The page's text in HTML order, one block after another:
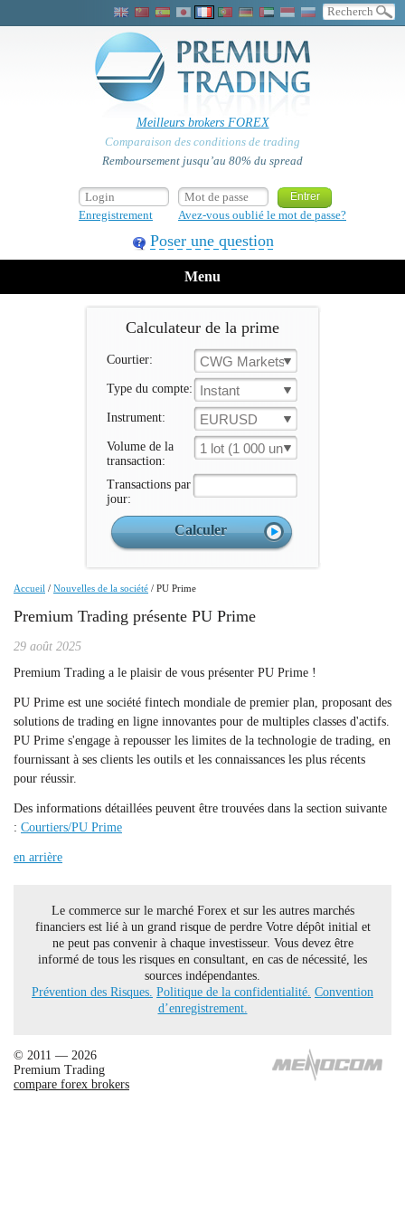
Meilleurs brokers FOREX
Comparaison des conditions de trading
Remboursement jusqu’au 80% du spread
Enregistrement Avez-vous oublié le mot de passe?
Poser une question
Menu
Calculateur de la prime
Courtier: CWG Markets
Type du compte: Instant
Instrument: EURUSD
Volume de la
transaction:
1 lot (1 000 un.)
Transactions par
jour:
Accueil / Nouvelles de la société / PU Prime
Premium Trading présente PU Prime
29 août 2025
Premium Trading a le plaisir de vous présenter PU Prime !
PU Prime est une société fintech mondiale de premier plan, proposant des
solutions de trading en ligne innovantes pour de multiples classes d'actifs.
PU Prime s'engage à repousser les limites de la technologie de trading, en
fournissant à ses clients les outils et les connaissances les plus récents
pour réussir.
Des informations détaillées peuvent être trouvées dans la section suivante
: Courtiers/PU Prime
en arrière
Le commerce sur le marché Forex et sur les autres marchés
financiers est lié à un grand risque de perdre Votre dépôt initial et
ne peut pas convenir à chaque investisseur. Vous devez être
informé de tous les risques en consultant, en cas de nécessité, les
sources indépendantes.
Prévention des Risques. Politique de la confidentialité. Convention
d’enregistrement.
© 2011 — 2026
Premium Trading
compare forex brokers